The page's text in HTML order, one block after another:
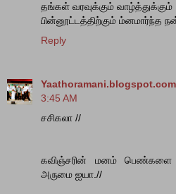
தங்கள் வரவுக்கும் வாழ்த்துக்கும்
பின்னூட்டத்திற்கும் ம்னமார்ந்த
Reply
Yaathoramani.blogspot.com
3:45 AM
சசிகலா //
கவிஞ்சரின் மனம் பெண்களை
அருமை ஐயா.//